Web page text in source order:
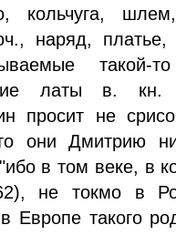
кольчуга,
наряд, платье,
такой-
латы в. кн.
просит не
они Дмитрию
в том веке, в
не токмо в
Европе такого